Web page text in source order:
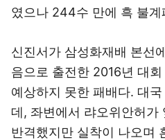
였으나 244수 만에 흑 불계
신진서가 삼성화재배 본선
음으로 출전한 2016년 대
예상하지 못한 패배다. 대
데, 좌변에서 랴오위안허가
반격했지만 실착이 나오며